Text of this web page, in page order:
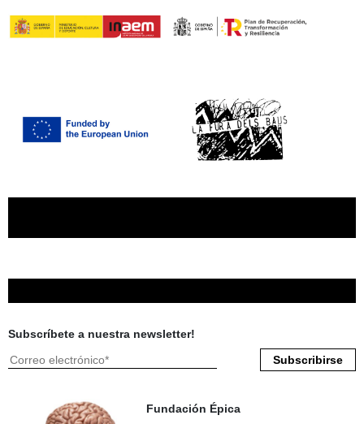
Subscríbete a nuestra newsletter!
Fundación Épica